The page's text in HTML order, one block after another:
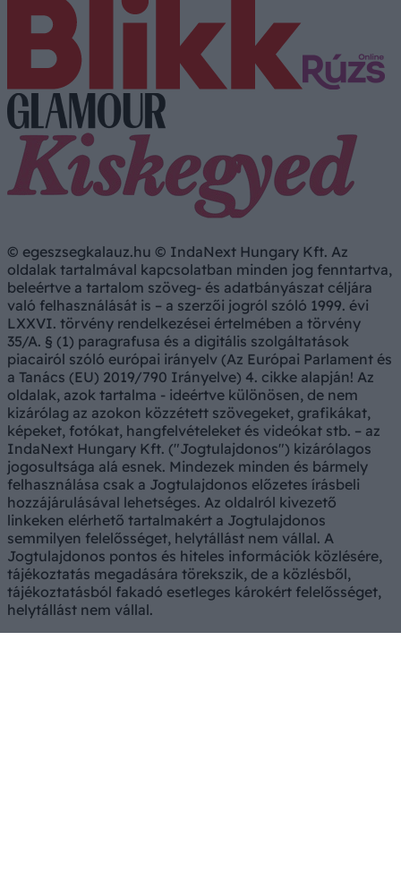
© egeszsegkalauz.hu © IndaNext Hungary Kft. Az
oldalak tartalmával kapcsolatban minden jog fenntartva,
beleértve a tartalom szöveg- és adatbányászat céljára
való felhasználását is – a szerzői jogról szóló 1999. évi
LXXVI. törvény rendelkezései értelmében a törvény
35/A. § (1) paragrafusa és a digitális szolgáltatások
piacairól szóló európai irányelv (Az Európai Parlament és
a Tanács (EU) 2019/790 Irányelve) 4. cikke alapján! Az
oldalak, azok tartalma - ideértve különösen, de nem
kizárólag az azokon közzétett szövegeket, grafikákat,
képeket, fotókat, hangfelvételeket és videókat stb. – az
IndaNext Hungary Kft. ("Jogtulajdonos") kizárólagos
jogosultsága alá esnek. Mindezek minden és bármely
felhasználása csak a Jogtulajdonos előzetes írásbeli
hozzájárulásával lehetséges. Az oldalról kivezető
linkeken elérhető tartalmakért a Jogtulajdonos
semmilyen felelősséget, helytállást nem vállal. A
Jogtulajdonos pontos és hiteles információk közlésére,
tájékoztatás megadására törekszik, de a közlésből,
tájékoztatásból fakadó esetleges károkért felelősséget,
helytállást nem vállal.